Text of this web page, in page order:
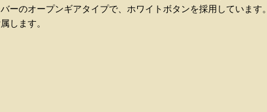
ーのオープンギアタイプで、ホワイトボタンを採用しています。
します。